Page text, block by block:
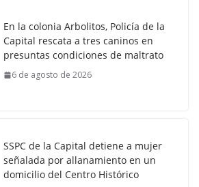
En la colonia Arbolitos, Policía de la
Capital rescata a tres caninos en
presuntas condiciones de maltrato
6 de agosto de 2026
SSPC de la Capital detiene a mujer
señalada por allanamiento en un
domicilio del Centro Histórico